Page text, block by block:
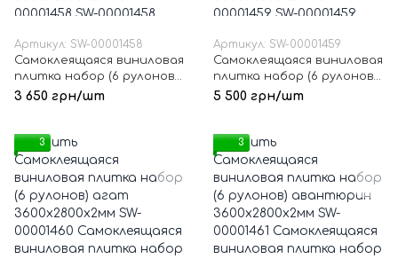
Артикул: SW-00001458
Самоклеящаяся виниловая
плитка набор (6 рулонов)
сапфир 3600х2800х2мм
3 650 грн/шт
Артикул: SW-00001459
Самоклеящаяся виниловая
плитка набор (6 рулонов)
бирюза 3600х2800х2мм
5 500 грн/шт
3 3